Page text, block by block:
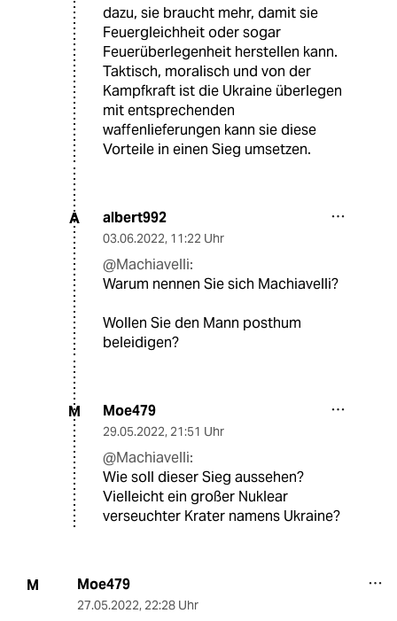
dazu, sie braucht mehr, damit sie
Feuergleichheit oder sogar
Feuerüberlegenheit herstellen kann.
Taktisch, moralisch und von der
Kampfkraft ist die Ukraine überlegen
mit entsprechenden
waffenlieferungen kann sie diese
Vorteile in einen Sieg umsetzen.
A albert992
03.06.2022, 11:22 Uhr
@Machiavelli:
Warum nennen Sie sich Machiavelli?
Wollen Sie den Mann posthum
beleidigen?
M Moe479
29.05.2022, 21:51 Uhr
@Machiavelli:
Wie soll dieser Sieg aussehen?
Vielleicht ein großer Nuklear
verseuchter Krater namens Ukraine?
M Moe479
27.05.2022, 22:28 Uhr